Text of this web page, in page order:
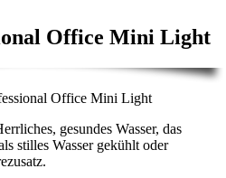
Office Mini Light
gesundes Wasser, das
stilles Wasser gekühlt oder